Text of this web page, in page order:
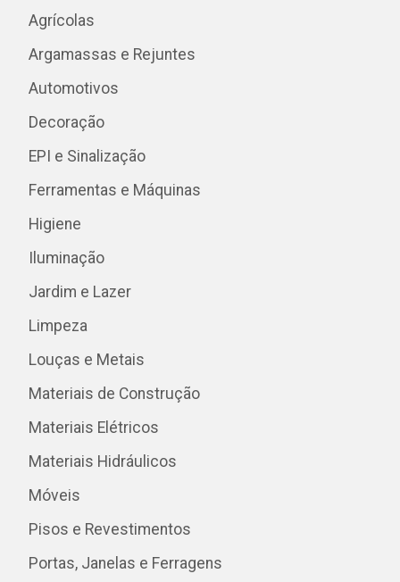
Agrícolas
Argamassas e Rejuntes
Automotivos
Decoração
EPI e Sinalização
Ferramentas e Máquinas
Higiene
Iluminação
Jardim e Lazer
Limpeza
Louças e Metais
Materiais de Construção
Materiais Elétricos
Materiais Hidráulicos
Móveis
Pisos e Revestimentos
Portas, Janelas e Ferragens